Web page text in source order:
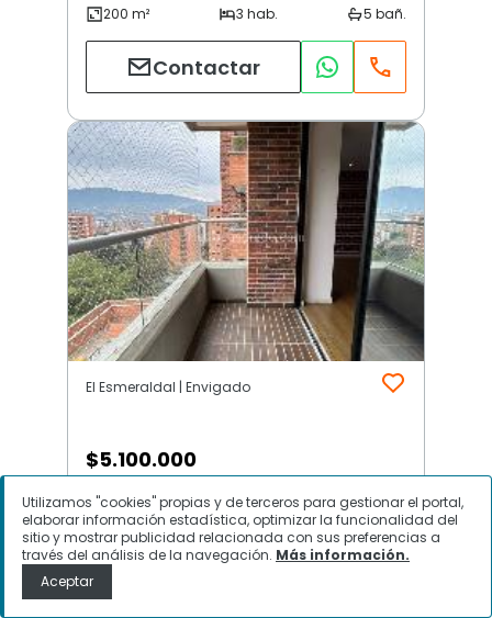
Contactar
El Esmeraldal | Envigado
$5.100.000
Apartamento en Arriendo, El
Esmeraldal, Envigado
Utilizamos "cookies" propias y de terceros para gestionar el portal,
elaborar información estadística, optimizar la funcionalidad del
sitio y mostrar publicidad relacionada con sus preferencias a
través del análisis de la navegación. Más información.
Aceptar